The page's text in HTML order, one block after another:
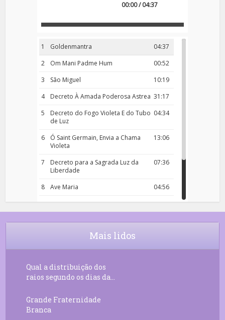
00:00 / 04:37
1 04:37
Goldenmantra
2
00:52
Om Mani Padme Hum
3
10:19
São Miguel
4
31:17
Decreto À Amada Poderosa Astrea
5
04:34
Decreto do Fogo Violeta E do Tubo
de Luz
6
13:06
Ó Saint Germain, Envia a Chama
Violeta
7
07:36
Decreto para a Sagrada Luz da
Liberdade
8
04:56
Ave Maria
9
18:00
Rosário da Criança
10
04:43
Decreto 50.03 – Diante da Vossa
Mais lidos
Qual a distribuição dos
raios segundo os dias da...
Grande Fraternidade
Branca